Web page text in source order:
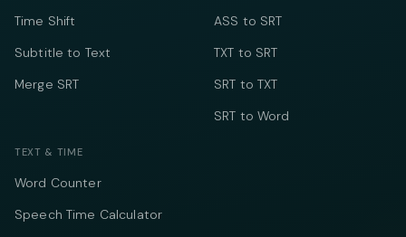
Time Shift
Subtitle to Text
Merge SRT
ASS to SRT
TXT to SRT
SRT to TXT
SRT to Word
TEXT & TIME
Word Counter
Speech Time Calculator